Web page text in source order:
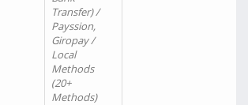
Transfer) /
Payssion,
Giropay /
Local
Methods
(20+
Methods)